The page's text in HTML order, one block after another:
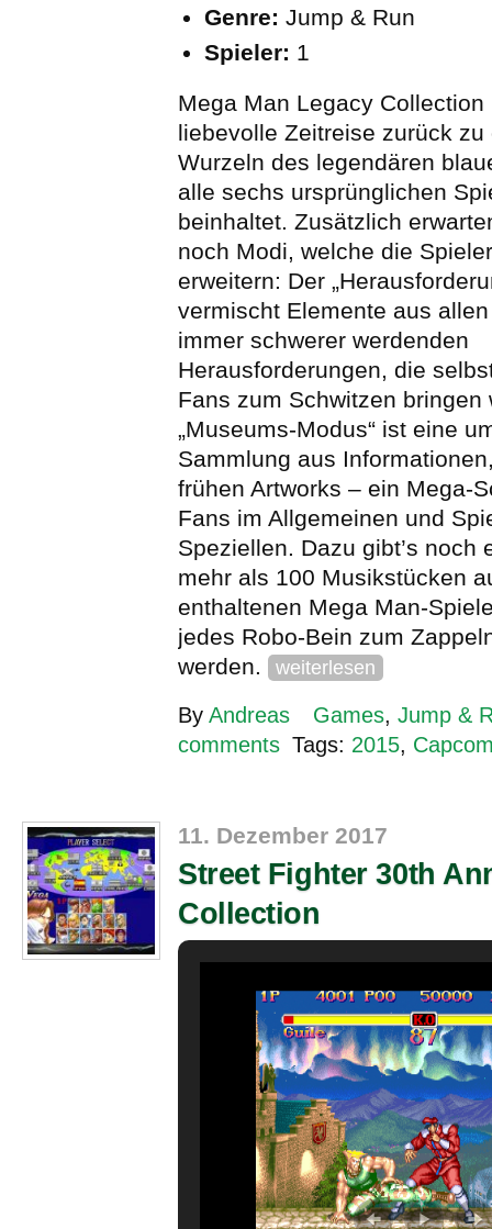
Genre: Jump & Run
Spieler: 1
Mega Man Legacy Collection
liebevolle Zeitreise zurück zu
Wurzeln des legendären
alle sechs ursprünglichen
beinhaltet. Zusätzlich
noch Modi, welche die
erweitern: Der
vermischt Elemente aus
immer schwerer werdenden
Herausforderungen, die
Fans zum Schwitzen bringen
„Museums-Modus“ ist eine
Sammlung aus
frühen Artworks – ein Mega-
Fans im Allgemeinen und
Speziellen. Dazu gibt’s noch
mehr als 100 Musikstücken
enthaltenen Mega Man-
jedes Robo-Bein zum
werden.
weiterlesen
By Andreas Games, Jump &
comments Tags: 2015,
11. Dezember 2017
Street Fighter 30th
Collection